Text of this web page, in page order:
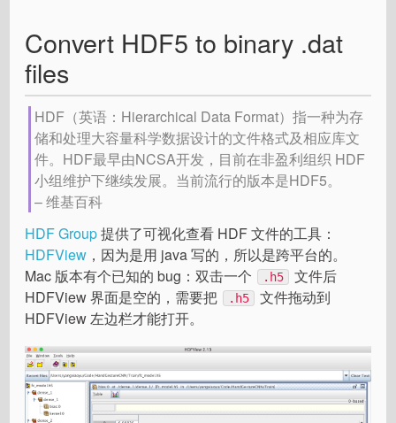
Convert HDF5 to binary .dat
files
HDF（英语：Hierarchical Data Format）指一种为存
储和处理大容量科学数据设计的文件格式及相应库文
件。HDF最早由NCSA开发，目前在非盈利组织 HDF
小组维护下继续发展。当前流行的版本是HDF5。
– 维基百科
HDF Group提供了可视化查看 HDF 文件的工具：
HDFView ，因为是用 java 写的，所以是跨平台的。
Mac 版本有个已知的 bug：双击一个
.h5
文件后
HDFView 界面是空的，需要把
.h5
文件拖动到
HDFView 左边栏才能打开。